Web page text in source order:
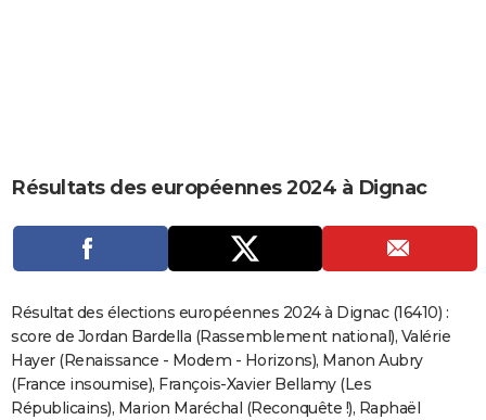
CARTE DE VOEUX
Carte de Noël
Carte Bonne année
Carte Saint-Valentin
Carte Pâques
Carte d'anniversaire
DICTIONNAIRE
Dictionnaire
Biographies
Citations
Expressions
Proverbes
PROGRAMME TV
COPAINS D'AVANT
S'inscrire
Se connecter
Lycées
Collèges
Primaires
Universités
Entreprises
Service militaire
Avis de recherche
AVIS DE DÉCÈS
FORUM
Résultats des européennes 2024 à Dignac
Résultat des élections européennes 2024 à Dignac (16410) :
score de Jordan Bardella (Rassemblement national), Valérie
Hayer (Renaissance - Modem - Horizons), Manon Aubry
(France insoumise), François-Xavier Bellamy (Les
Républicains), Marion Maréchal (Reconquête !), Raphaël